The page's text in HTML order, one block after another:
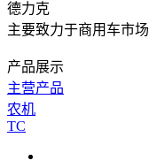
德力克
主要致力于商用车市场
产品展示
主营产品
农机
TC